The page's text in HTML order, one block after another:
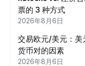
票的 3 种方式
2026年8月6日
交易欧元/美元：
货币对的因素
2026年8月6日